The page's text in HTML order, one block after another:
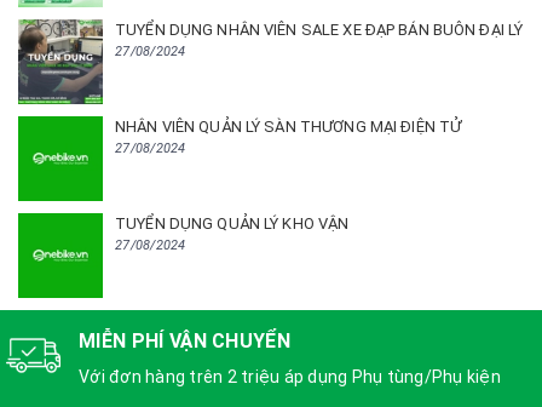
TUYỂN DỤNG NHÂN VIÊN SALE XE ĐẠP BÁN BUÔN ĐẠI LÝ
27/08/2024
NHÂN VIÊN QUẢN LÝ SÀN THƯƠNG MẠI ĐIỆN TỬ
27/08/2024
TUYỂN DỤNG QUẢN LÝ KHO VẬN
27/08/2024
MIỄN PHÍ VẬN CHUYỂN
Với đơn hàng trên 2 triệu áp dụng Phụ tùng/Phụ kiện